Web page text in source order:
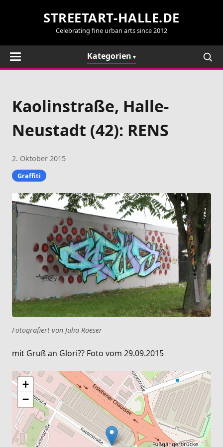
STREETART-HALLE.DE
Celebrating fine urban arts since 2012
Kategorien
Kaolinstraße, Halle-
Neustadt (42): RENS
2. Oktober 2015
Graffiti
Fotografiert von Julia Roeser
mit Gruß an Glori?? Foto vom 29.09.2015
+
−